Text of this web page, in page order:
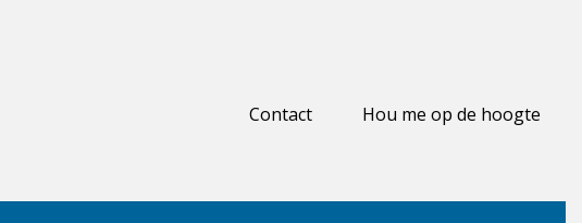
Contact Hou me op de hoogte